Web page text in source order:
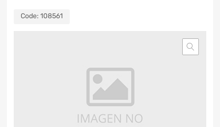
Code: 108561